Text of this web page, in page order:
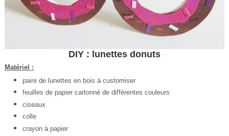
DIY : lunettes donuts
Matériel :
paire de lunettes en bois à customiser
feuilles de papier cartonné de différentes couleurs
ciseaux
colle
crayon à papier